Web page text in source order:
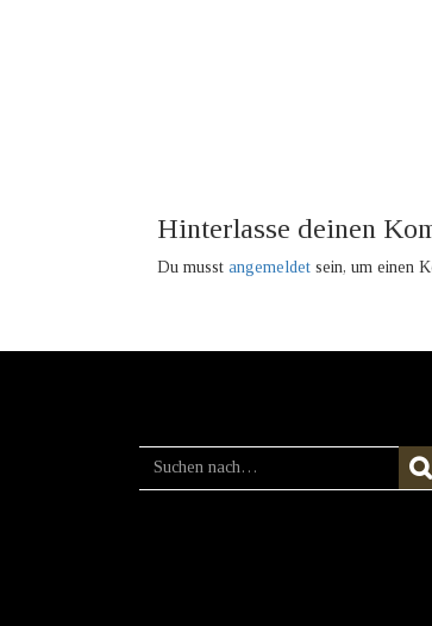
Hinterlasse deinen
Du musst angemeldet sein, um einen